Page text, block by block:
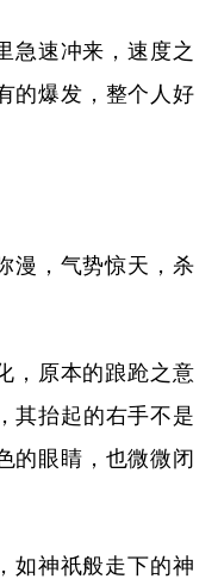
急速冲来，速度之
的爆发，整个人好
漫，气势惊天，杀
，原本的踉跄之意
其抬起的右手不是
的眼睛，也微微闭
如神祇般走下的神